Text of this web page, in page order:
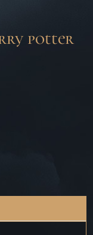
potter